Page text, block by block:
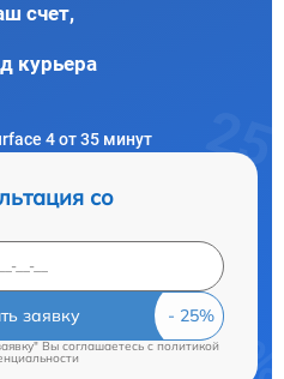
счет,
курьера
4 от 35 минут
со
заявку
Вы соглашаетесь cполитикой